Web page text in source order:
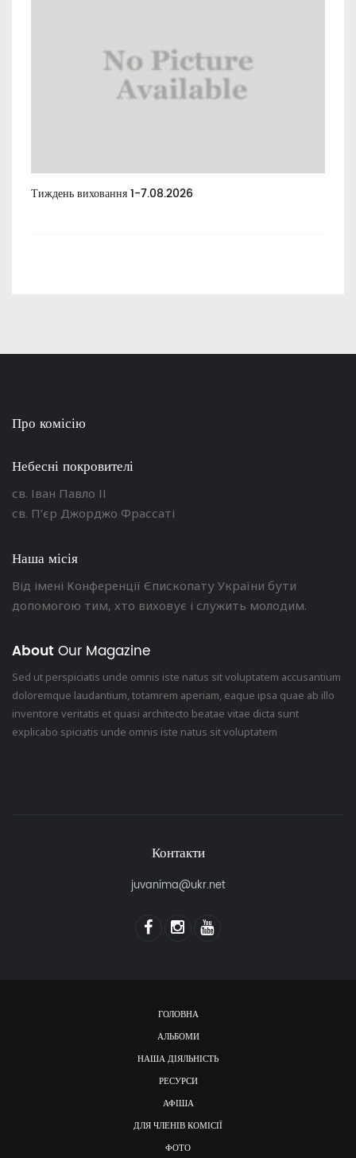
Тиждень виховання 1-7.08.2026
Про комісію
Небесні покровителі
св. Іван Павло ІІ
св. П’єр Джорджо Фрассаті
Наша місія
Від імені Конференції Єпископату України бути
допомогою тим, хто виховує і служить молодим.
About Our Magazine
Sed ut perspiciatis unde omnis iste natus sit voluptatem accusantium
doloremque laudantium, totamrem aperiam, eaque ipsa quae ab illo
inventore veritatis et quasi architecto beatae vitae dicta sunt
explicabo spiciatis unde omnis iste natus sit voluptatem
Контакти
juvanima@ukr.net
ГОЛОВНА
АЛЬБОМИ
НАША ДІЯЛЬНІСТЬ
РЕСУРСИ
АФІША
ДЛЯ ЧЛЕНІВ КОМІСІЇ
ФОТО